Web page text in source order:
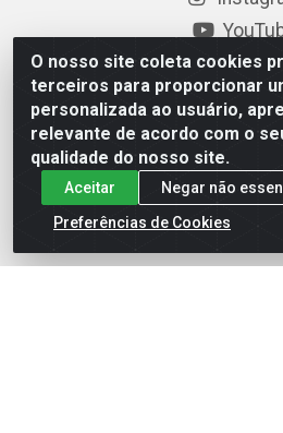
O nosso site coleta cookies
terceiros para proporcionar
personalizada ao usuário,
relevante de acordo com o
qualidade do nosso site.
Aceitar
Negar não
Preferências de Cookies
Formas de
Baixe